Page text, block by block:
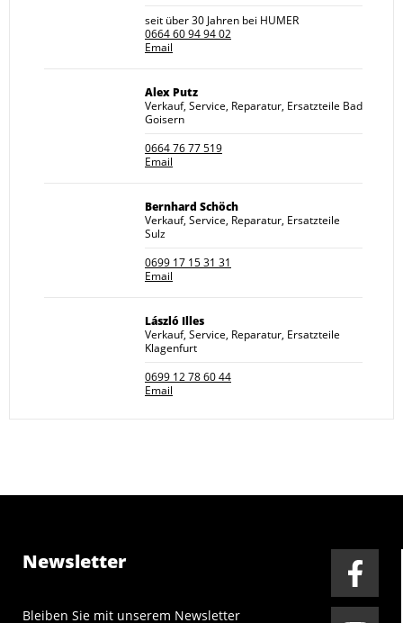
seit über 30 Jahren bei HUMER
0664 60 94 94 02
Email
Alex Putz
Verkauf, Service, Reparatur, Ersatzteile Bad
Goisern
0664 76 77 519
Email
Bernhard Schöch
Verkauf, Service, Reparatur, Ersatzteile
Sulz
0699 17 15 31 31
Email
László Illes
Verkauf, Service, Reparatur, Ersatzteile
Klagenfurt
0699 12 78 60 44
Email
Newsletter
Bleiben Sie mit unserem Newsletter